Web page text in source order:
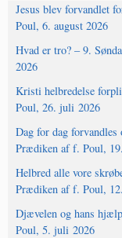
Jesus blev forvandlet
Poul, 6. august 2026
Hvad er tro? – 9.
2026
Kristi helbredelse
Poul, 26. juli 2026
Dag for dag forvandles
Prædiken af f. Poul,
Helbred alle vore
Prædiken af f. Poul,
Djævelen og hans
Poul, 5. juli 2026